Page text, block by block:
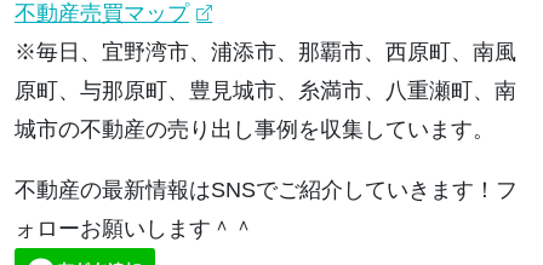
不動産売買マップ
※毎日、宜野湾市、浦添市、那覇市、西原町、南風
原町、与那原町、豊見城市、糸満市、八重瀬町、南
城市の不動産の売り出し事例を収集しています。
不動産の最新情報はSNSでご紹介していきます！フ
ォローお願いします＾＾